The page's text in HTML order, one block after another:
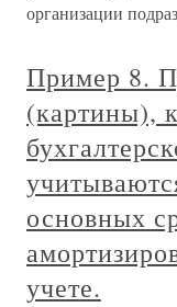
организации
Пример 8.
(картины),
основных
учете.